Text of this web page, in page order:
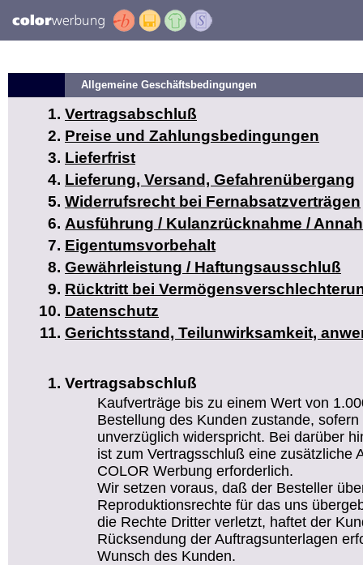
Allgemeine Geschäftsbedingungen
Vertragsabschluß
Preise und Zahlungsbedingungen
Lieferfrist
Lieferung, Versand, Gefahrenübergang
Widerrufsrecht bei Fernabsatzverträgen
Ausführung / Kulanzrücknahme /
Eigentumsvorbehalt
Gewährleistung / Haftungsausschluß
Rücktritt bei
Datenschutz
Gerichtsstand, Teilunwirksamkeit,
Vertragsabschluß
Kaufverträge bis zu einem Wert von
Bestellung des Kunden zustande,
unverzüglich widerspricht. Bei darüber
ist zum Vertragsschluß eine zusätzliche
COLOR Werbung erforderlich.
Wir setzen voraus, daß der Besteller
Reproduktionsrechte für das uns
die Rechte Dritter verletzt, haftet der
Rücksendung der Auftragsunterlagen
Wunsch des Kunden.